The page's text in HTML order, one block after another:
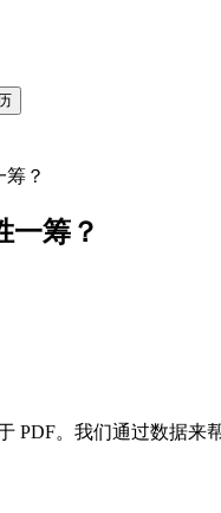
筹？
一筹？
PDF。我们通过数据来